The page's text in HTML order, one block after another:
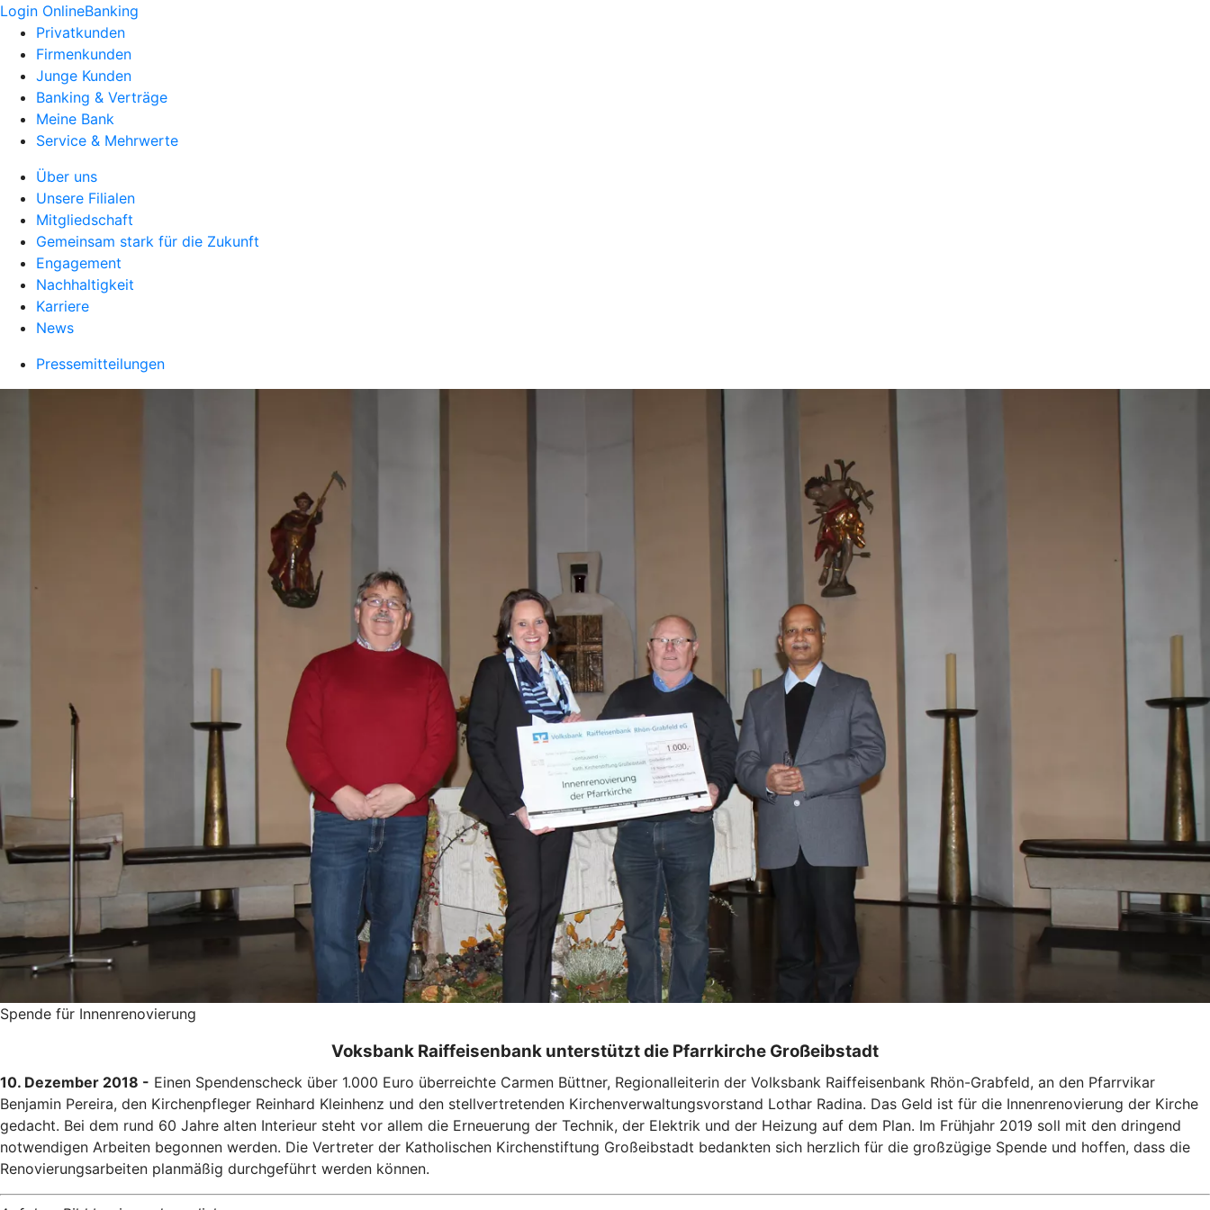
Login OnlineBanking
Privatkunden
Firmenkunden
Junge Kunden
Banking & Verträge
Meine Bank
Service & Mehrwerte
Über uns
Unsere Filialen
Mitgliedschaft
Gemeinsam stark für die Zukunft
Engagement
Nachhaltigkeit
Karriere
News
Pressemitteilungen
Spende für Innenrenovierung
Voksbank Raiffeisenbank unterstützt die Pfarrkirche Großeibstadt
10. Dezember 2018 - Einen Spendenscheck über 1.000 Euro überreichte Carmen Büttner, Regionalleiterin der Volksbank Raiffeisenbank Rhön-Grabfeld, an den Pfarrvikar
Benjamin Pereira, den Kirchenpfleger Reinhard Kleinhenz und den stellvertretenden Kirchenverwaltungsvorstand Lothar Radina. Das Geld ist für die Innenrenovierung der Kirche
gedacht. Bei dem rund 60 Jahre alten Interieur steht vor allem die Erneuerung der Technik, der Elektrik und der Heizung auf dem Plan. Im Frühjahr 2019 soll mit den dringend
notwendigen Arbeiten begonnen werden. Die Vertreter der Katholischen Kirchenstiftung Großeibstadt bedankten sich herzlich für die großzügige Spende und hoffen, dass die
Renovierungsarbeiten planmäßig durchgeführt werden können.